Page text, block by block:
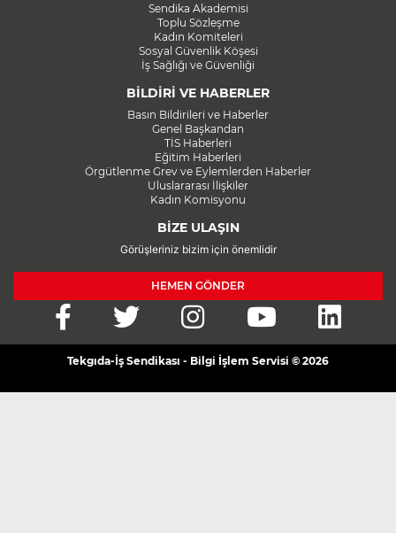
Sendika Akademisi
Toplu Sözleşme
Kadın Komiteleri
Sosyal Güvenlik Köşesi
İş Sağlığı ve Güvenliği
BİLDİRİ VE HABERLER
Basın Bildirileri ve Haberler
Genel Başkandan
TİS Haberleri
Eğitim Haberleri
Örgütlenme Grev ve Eylemlerden Haberler
Uluslararası İlişkiler
Kadın Komisyonu
BİZE ULAŞIN
Görüşleriniz bizim için önemlidir
HEMEN GÖNDER
Tekgıda-İş Sendikası - Bilgi İşlem Servisi © 2026